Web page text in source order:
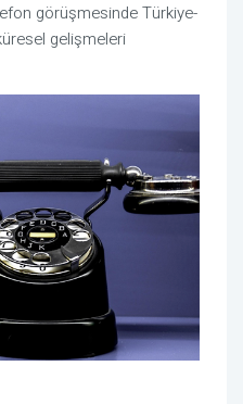
görüşmesinde Türkiye-
gelişmeleri